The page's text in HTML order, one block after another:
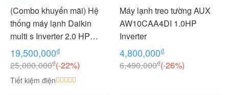
(Combo khuyến mãi) Hệ
thống máy lạnh Daikin
multi s Inverter 2.0 HP
(2HP Ngựa) - 1 dàn nóng 2
dàn lạnh (1.0 + 1.0 HP (1
Ngựa) MKC50RVMV-
CTKC25RVMV+CTKC25R
19,500,000₫
25,000,000₫(-22%)
Tiết kiệm điện
Máy lạnh treo tường AUX
AW10CAA4DI 1.0HP
Inverter
4,800,000₫
6,490,000₫(-26%)